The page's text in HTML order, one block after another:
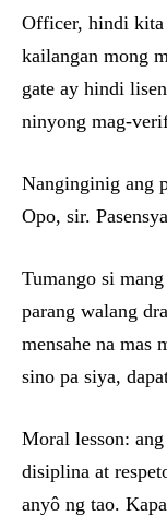
Officer, hindi kita
kailangan mong
gate ay hindi
ninyong mag-
Nanginginig ang
Opo, sir.
Tumango si
parang walang
mensahe na mas
sino pa siya,
Moral lesson:
disiplina at
anyô ng tao.